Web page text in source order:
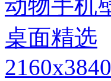
2160x3840